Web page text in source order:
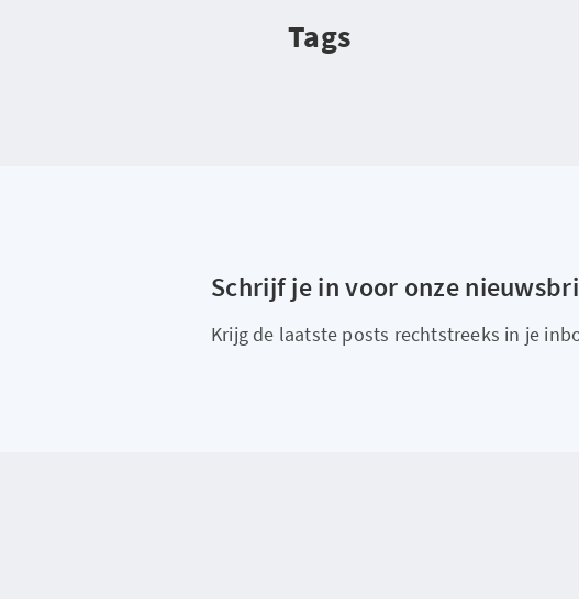
Tags
Schrijf je in voor onze
Krijg de laatste posts rechtstreeks in je